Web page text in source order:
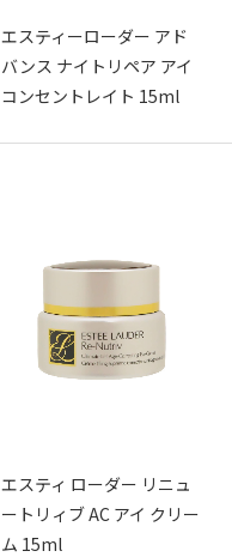
エスティーローダー アド
バンス ナイトリペア アイ
コンセントレイト 15ml
エスティ ローダー リニュ
ートリィブ AC アイ クリー
ム 15ml